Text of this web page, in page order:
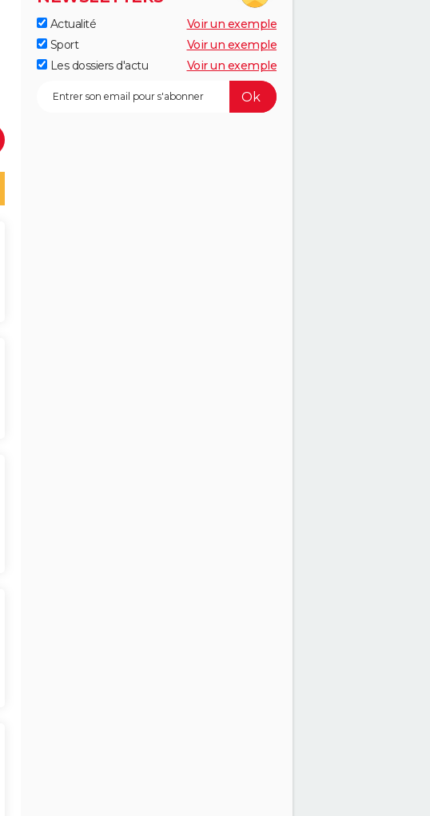
Actualité
Voir un exemple
Sport
Voir un exemple
Les dossiers d'actu
Voir un exemple